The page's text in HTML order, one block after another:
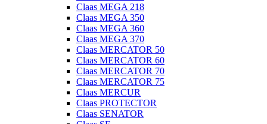
Claas MEGA 218
Claas MEGA 350
Claas MEGA 360
Claas MEGA 370
Claas MERCATOR 50
Claas MERCATOR 60
Claas MERCATOR 70
Claas MERCATOR 75
Claas MERCUR
Claas PROTECTOR
Claas SENATOR